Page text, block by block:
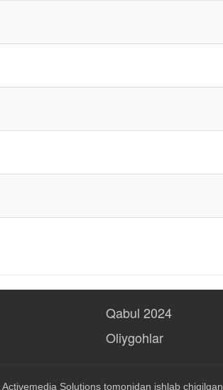
Qabul 2024
Oliygohlar
Activemedia Solutions tomonidan ishlab chiqilgan